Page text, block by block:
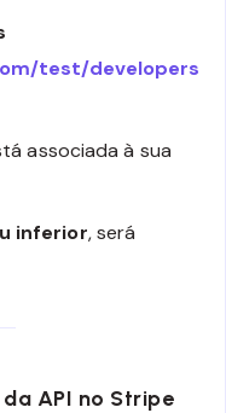
test/developers
associada à sua
inferior, será
API no Stripe